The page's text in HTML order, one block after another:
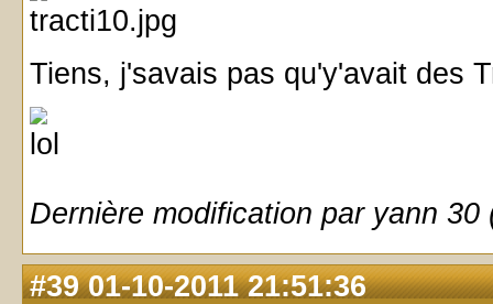
Tiens, j'savais pas qu'y'avait des
Dernière modification par yann 30
#39 01-10-2011 21:51:36